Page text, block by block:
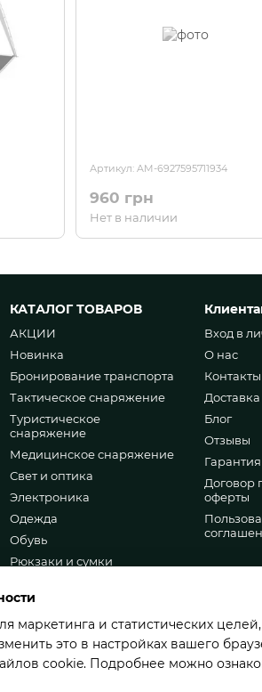
Артикул: AM-6927595711934
960 грн
Нет в наличии
КАТАЛОГ ТОВАРОВ
АКЦИИ
Новинка
Бронирование транспорта
Тактическое снаряжение
Туристическое
снаряжение
Медицинское снаряжение
Свет и оптика
Электроника
Одежда
Обувь
Рюкзаки и сумки
Ножи и мультитулы
Подарочные наборы
Опт/Сотрудничество
Вход в
О нас
Контакты
Блог
Отзывы
Договор
оферты
маркетинга и статистических
это в настройках вашего
cookie. Подробнее можно